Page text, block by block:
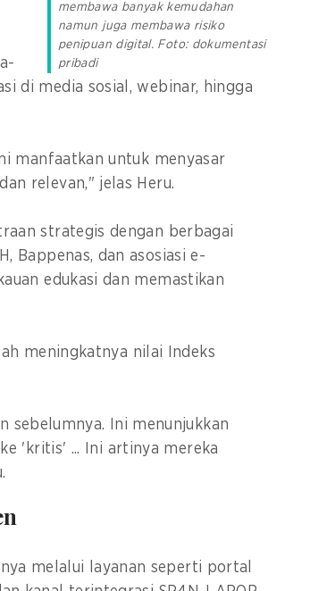
membawa banyak kemudahan
namun juga membawa risiko
penipuan digital. Foto: dokumentasi
pribadi
di media sosial, webinar, hingga
manfaatkan untuk menyasar
relevan," jelas Heru.
strategis dengan berbagai
Bappenas, dan asosiasi e-
edukasi dan memastikan
meningkatnya nilai Indeks
sebelumnya. Ini menunjukkan
'kritis' ... Ini artinya mereka
melalui layanan seperti portal